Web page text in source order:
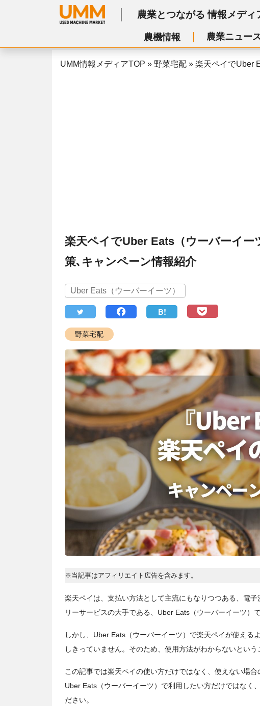
農業とつながる情報メディ
農機情報 農業ニュー
UMM情報メディアTOP » 野菜宅配 » 楽天ペイでUber
楽天ペイでUber Eats（ウーバーイー
策､キャンペーン情報紹介
Uber Eats（ウーバーイーツ）
B!
野菜宅配
※当記事はアフィリエイト広告を含みます。
楽天ペイは、支払い方法として主流にもなりつつある、電
リーサービスの大手である、Uber Eats（ウーバーイーツ）
しかし、Uber Eats（ウーバーイーツ）で楽天ペイが使える
しきっていません。そのため、使用方法がわからないとい
この記事では楽天ペイの使い方だけではなく、使えない場
Uber Eats（ウーバーイーツ）で利用したい方だけではなく
ださい。